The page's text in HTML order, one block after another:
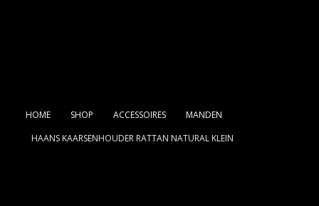
HOME SHOP ACCESSOIRES
MANDEN
HAANS KAARSENHOUDER RATTAN NATURAL KLEIN